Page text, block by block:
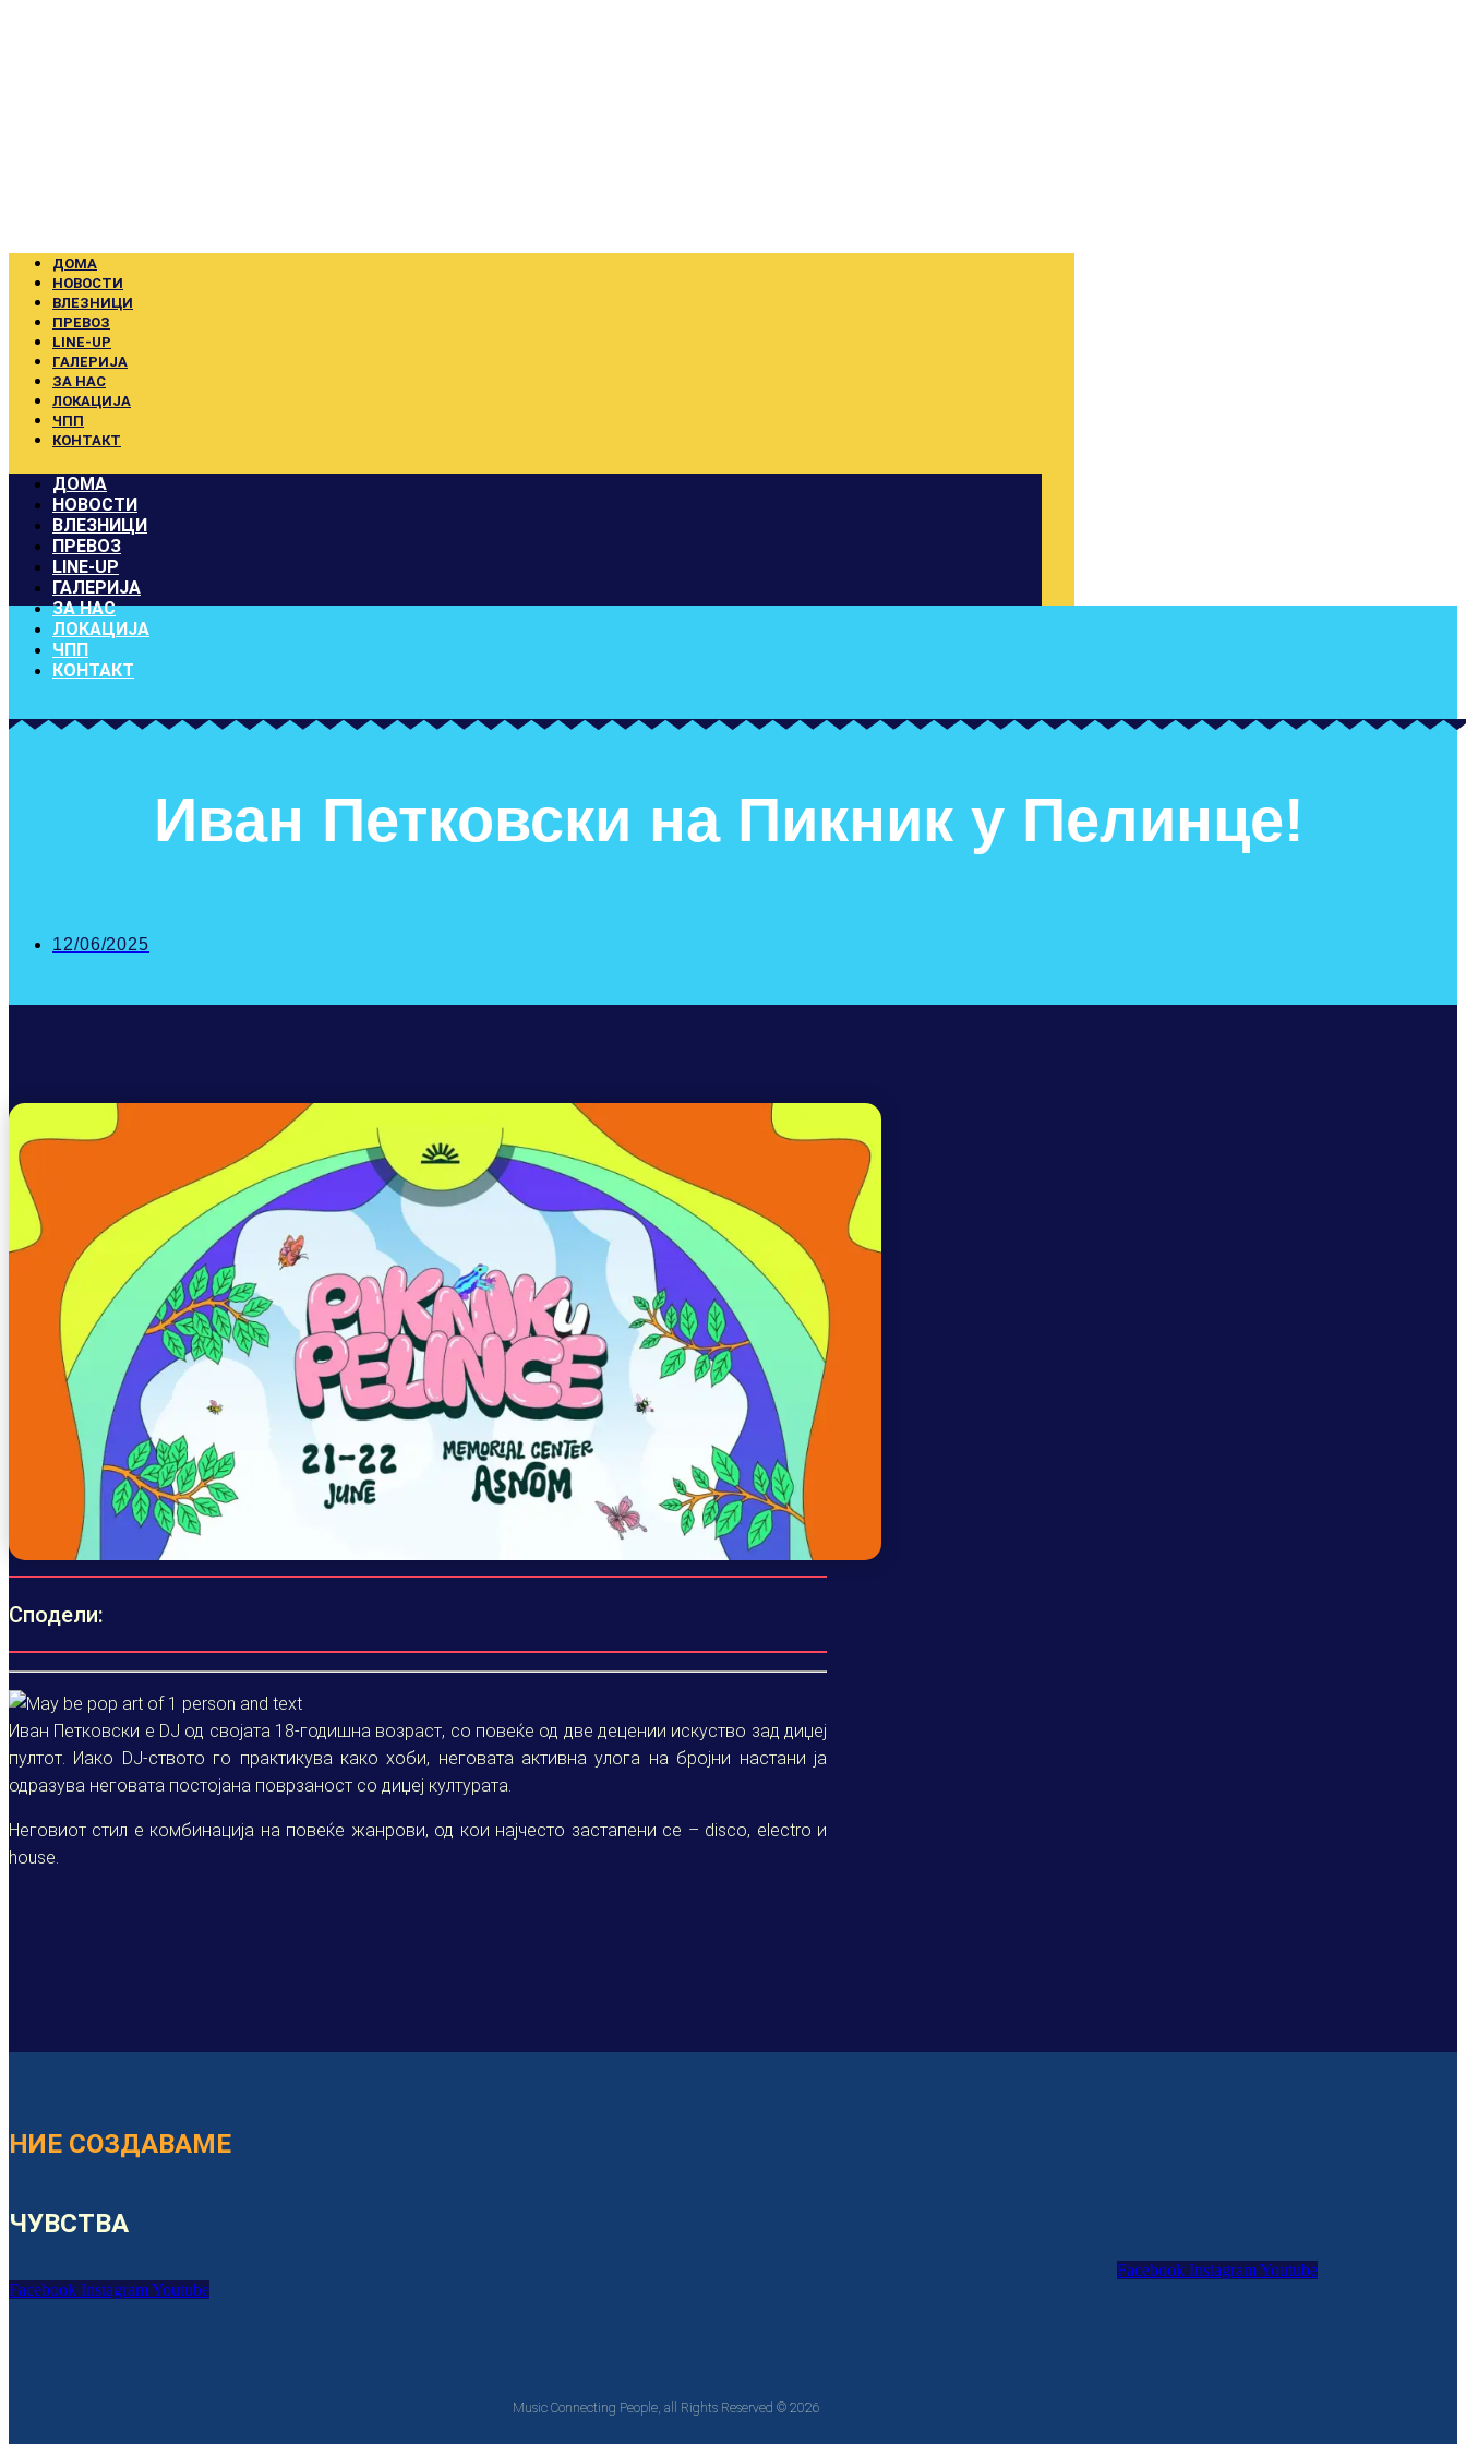
ДОМА
НОВОСТИ
ВЛЕЗНИЦИ
ПРЕВОЗ
LINE-UP
ГАЛЕРИЈА
ЗА НАС
ЛОКАЦИЈА
ЧПП
КОНТАКТ
ДОМА
НОВОСТИ
ВЛЕЗНИЦИ
ПРЕВОЗ
LINE-UP
ГАЛЕРИЈА
ЗА НАС
ЛОКАЦИЈА
ЧПП
КОНТАКТ
Иван Петковски на Пикник у Пелинце!
12/06/2025
Сподели:
Иван Петковски е DJ од својата 18-годишна возраст, со повеќе од две децении искуство зад диџеј
пултот. Иако DJ-ството го практикува како хоби, неговата активна улога на бројни настани ја
одразува неговата постојана поврзаност со диџеј културата.
Неговиот стил е комбинација на повеќе жанрови, од кои најчесто застапени се – disco, electro и
house.
НИЕ СОЗДАВАМЕ
ЧУВСТВА
Facebook InstagramYoutube
Facebook InstagramYoutube
Music Connecting People, all Rights Reserved © 2026